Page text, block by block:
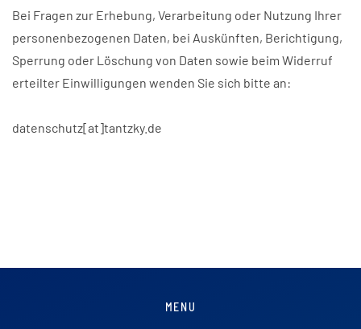
Bei Fragen zur Erhebung, Verarbeitung oder Nutzung Ihrer
personenbezogenen Daten, bei Auskünften, Berichtigung,
Sperrung oder Löschung von Daten sowie beim Widerruf
erteilter Einwilligungen wenden Sie sich bitte an:
datenschutz[at]tantzky.de
MENU